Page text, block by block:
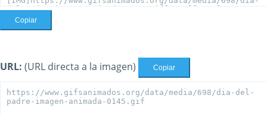
Copiar
URL: (URL directa a la imagen) Copiar